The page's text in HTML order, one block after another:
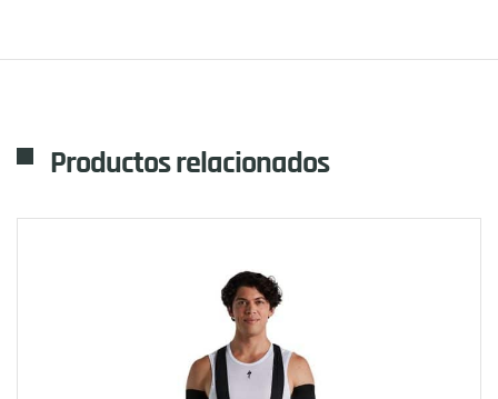
Productos relacionados